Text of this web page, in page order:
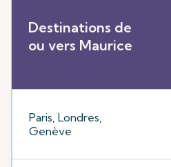
Destinations de
ou vers Maurice
Paris, Londres,
Genève